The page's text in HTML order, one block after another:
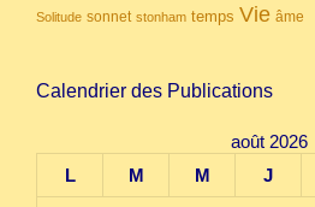
Solitude sonnet stonham temps Vie âme
Calendrier des Publications
août 2026
L
M M J